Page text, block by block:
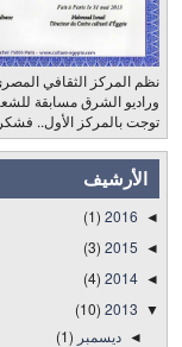
نظم المركز الثقافي
توجت بالمركز الأول..
الأرشيف
◄
2016
(1)
◄
2015
(3)
◄
2014
(4)
▼
2013
(10)
◄ديسمبر (1)